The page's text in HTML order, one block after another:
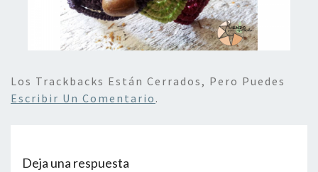
Los Trackbacks Están Cerrados, Pero Puedes
Escribir Un Comentario .
Deja una respuesta